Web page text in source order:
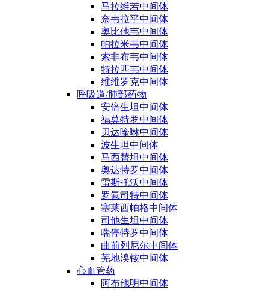
马拉维若中间体
奈韦拉平中间体
奥比他韦中间体
帕拉米韦中间体
索非布韦中间体
特拉匹韦中间体
维维罗克中间体
呼吸道/肺部药物
安倍生坦中间体
福莫特罗中间体
贝达喹啉中间体
波生坦中间体
马西替坦中间体
奥达特罗中间体
雷斯托沃中间体
罗氟司特中间体
塞莱西帕格中间体
司他生坦中间体
喘停特罗中间体
曲前列尼尔中间体
芜地溴铵中间体
心血管药
阿布他明中间体